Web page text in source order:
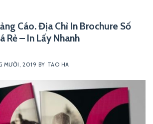
Cáo. Địa Chỉ In Brochure Số
Rẻ – In Lấy Nhanh
MƯỜI, 2019 BY TAO HA